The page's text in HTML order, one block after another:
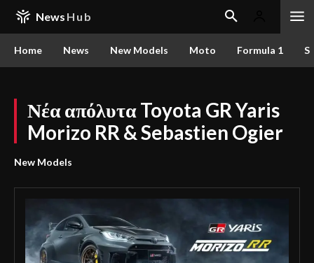
News Hub
Home News New Models Moto Formula 1
Νέα απόλυτα Toyota GR Yaris
Morizo RR & Sebastien Ogier
New Models